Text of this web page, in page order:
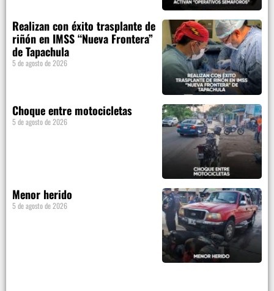
Realizan con éxito trasplante de
riñón en IMSS “Nueva Frontera”
de Tapachula
5 de agosto de 2026
Choque entre motocicletas
5 de agosto de 2026
Menor herido
5 de agosto de 2026